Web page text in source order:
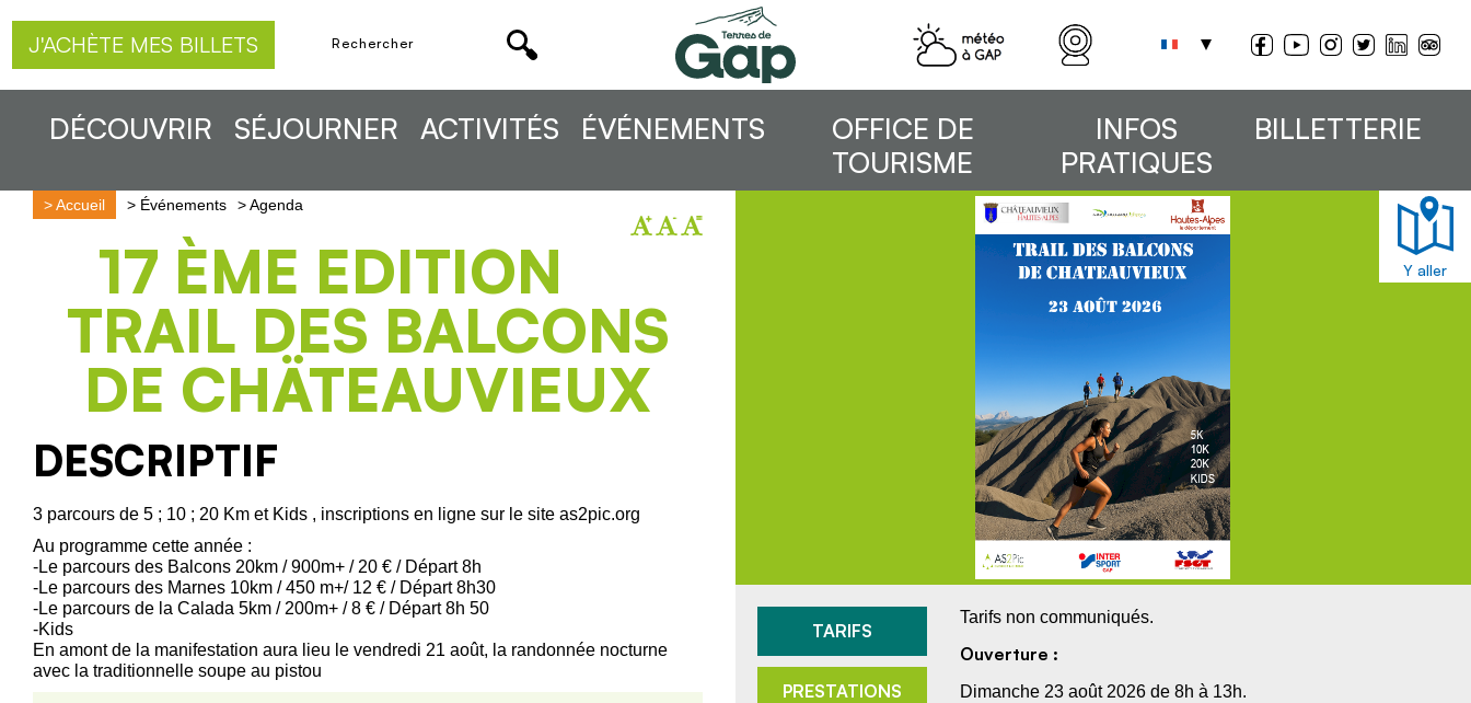
J'ACHÈTE MES BILLETS
DÉCOUVRIR SÉJOURNER ACTIVITÉS ÉVÉNEMENTS
OFFICE DE
TOURISME
INFOS
PRATIQUES
BILLETTERIE
>Accueil > Événements >Agenda
17 ÈME EDITION
TRAIL DES BALCONS
DE CHÄTEAUVIEUX
DESCRIPTIF
3 parcours de 5 ; 10 ; 20 Km et Kids , inscriptions en ligne sur le site as2pic.org
Au programme cette année :
-Le parcours des Balcons 20km / 900m+ / 20 € / Départ 8h
-Le parcours des Marnes 10km / 450 m+/ 12 € / Départ 8h30
-Le parcours de la Calada 5km / 200m+ / 8 € / Départ 8h 50
-Kids
En amont de la manifestation aura lieu le vendredi 21 août, la randonnée nocturne
avec la traditionnelle soupe au pistou
Y aller
TARIFS
PRESTATIONS
Tarifs non communiqués.
Ouverture :
Dimanche 23 août 2026 de 8h à 13h.